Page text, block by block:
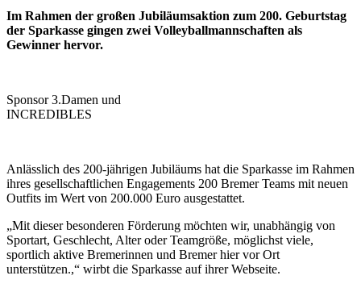
Im Rahmen der großen Jubiläumsaktion zum 200. Geburtstag
der Sparkasse gingen zwei Volleyballmannschaften als
Gewinner hervor.
Sponsor 3.Damen und
INCREDIBLES
Anlässlich des 200-jährigen Jubiläums hat die Sparkasse im Rahmen
ihres gesellschaftlichen Engagements 200 Bremer Teams mit neuen
Outfits im Wert von 200.000 Euro ausgestattet.
„Mit dieser besonderen Förderung möchten wir, unabhängig von
Sportart, Geschlecht, Alter oder Teamgröße, möglichst viele,
sportlich aktive Bremerinnen und Bremer hier vor Ort
unterstützen.,“ wirbt die Sparkasse auf ihrer Webseite.